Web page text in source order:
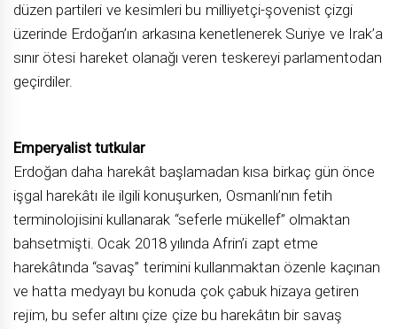
düzen partileri ve kesimleri bu milliyetçi-şovenist çizgi
üzerinde Erdoğan’ın arkasına kenetlenerek Suriye ve Irak’a
sınır ötesi hareket olanağı veren teskereyi parlamentodan
geçirdiler.
Emperyalist tutkular
Erdoğan daha harekât başlamadan kısa birkaç gün önce
işgal harekâtı ile ilgili konuşurken, Osmanlı’nın fetih
terminolojisini kullanarak “seferle mükellef” olmaktan
bahsetmişti. Ocak 2018 yılında Afrin’i zapt etme
harekâtında “savaş” terimini kullanmaktan özenle kaçınan
ve hatta medyayı bu konuda çok çabuk hizaya getiren
rejim, bu sefer altını çize çize bu harekâtın bir savaş